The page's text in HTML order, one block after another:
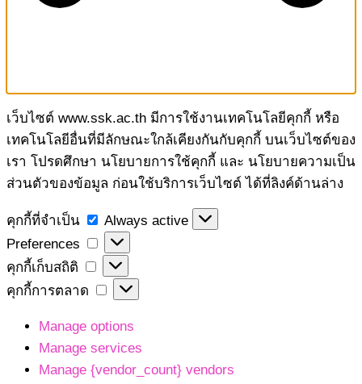
เว็บไซต์ www.ssk.ac.th มีการใช้งานเทคโนโลยีคุกกี้ หรือ
เทคโนโลยีอื่นที่มีลักษณะใกล้เคียงกันกับคุกกี้ บนเว็บไซต์ของ
เรา โปรดศึกษา นโยบายการใช้คุกกี้ และ นโยบายความเป็น
ส่วนตัวของข้อมูล ก่อนใช้บริการเว็บไซต์ ได้ที่ลิงค์ด้านล่าง
คุกกี้ที่จำเป็น
คุกกี้
ที่
จำเป็น
Always active
Preferences
Preferences
คุกกี้เก็บสถิติ
คุกกี้
เก็บ
คุกกี้การตลาด
คุกกี้
ตลาด
Manage options
Manage services
Manage {vendor_count} vendors